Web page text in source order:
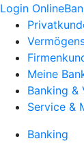
Login
Meine
Banking &
Service &
Banking